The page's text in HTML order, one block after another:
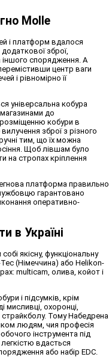
Molle
і платформ вдалося
зброї,
іншого спорядження. А
центр ваги
і рівномірно її
універсальна кобура
магазинами до
кобури в
зброї з різного
тим, що їх можна
Щоб лівшам було
на стропах кріплення
платформа правильно
гарантовано
оперативно-
в Україні
якісну, функціональну
(Німеччина) або Helikon-
multicam, олива, койот і
і підсумків, крім
мисливці, охоронці,
страйкболу. Тому Набедрена
людям, чия професія
інструмента під
вдасться
або набір EDC.